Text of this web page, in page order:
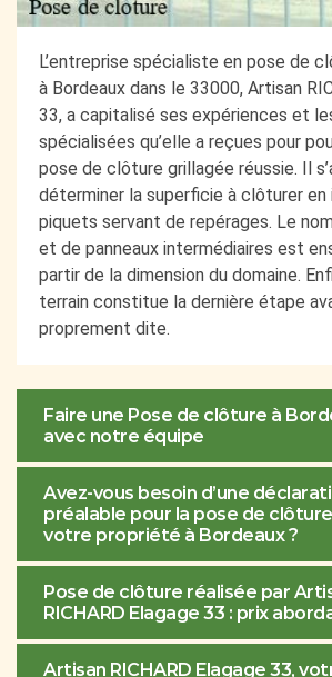
L’entreprise spécialiste en pose de
à Bordeaux dans le 33000, Artisan
33, a capitalisé ses expériences et
spécialisées qu’elle a reçues pour
pose de clôture grillagée réussie. Il
déterminer la superficie à clôturer
piquets servant de repérages. Le
et de panneaux intermédiaires est
partir de la dimension du domaine.
terrain constitue la dernière étape
proprement dite.
Faire une Pose de clôture à
avec notre équipe
Avez-vous besoin d’une
préalable pour la pose de
votre propriété à Bordeaux ?
Pose de clôture réalisée par
RICHARD Elagage 33 : prix
Artisan RICHARD Elagage 33,